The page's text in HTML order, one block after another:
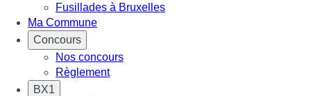
Fusillades à Bruxelles
Ma Commune
Concours
Nos concours
Règlement
BX1